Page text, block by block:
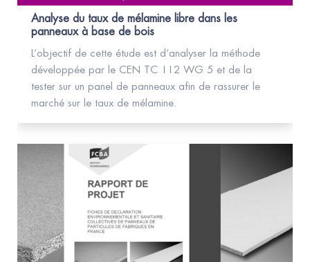
Analyse du taux de mélamine libre dans les
panneaux à base de bois
L’objectif de cette étude est d’analyser la méthode
développée par le CEN TC 112 WG 5 et de la
tester sur un panel de panneaux afin de rassurer le
marché sur le taux de mélamine.